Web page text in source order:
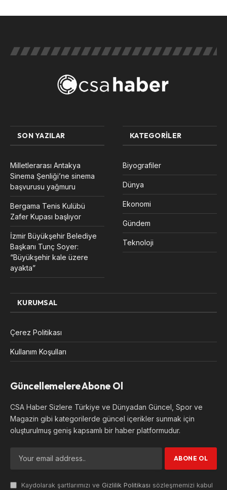
SON YAZILAR
Milletlerarası Antakya
Sinema Şenliği’ne sinema
başvurusu yağmuru
Bergama Tenis Kulübü
Zafer Kupası başlıyor
İzmir Büyükşehir Belediye
Başkanı Tunç Soyer:
“Büyükşehir kale üzere
ayakta”
KATEGORILER
Biyografiler
Dünya
Ekonomi
Gündem
Teknoloji
KURUMSAL
Çerez Politikası
Kullanım Koşulları
Güncellemelere Abone Ol
CSA Haber Sizlere Türkiye ve Dünyadan Güncel, Spor ve
Magazin gibi kategorilerde güncel içerikler sunmak için
oluşturulmuş geniş kapsamlı bir haber platformudur.
Kaydolarak şartlarımızı ve Gizlilik Politikası sözleşmemizi kabul